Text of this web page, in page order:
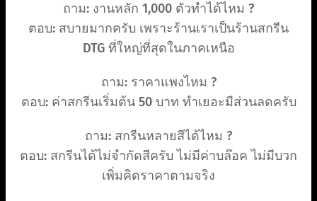
ถาม: งานหลัก 1,000 ตัวทำได้ไหม ?
ตอบ: สบายมากครับ เพราะร้านเราเป็นร้านสกรีน
DTG ที่ใหญ่ที่สุดในภาคเหนือ
ถาม: ราคาแพงไหม ?
ตอบ: ค่าสกรีนเริ่มต้น 50 บาท ทำเยอะมีส่วนลดครับ
ถาม: สกรีนหลายสีได้ไหม ?
ตอบ: สกรีนได้ไม่จำกัดสีครับ ไม่มีค่าบล๊อค ไม่มีบวก
เพิ่มคิดราคาตามจริง